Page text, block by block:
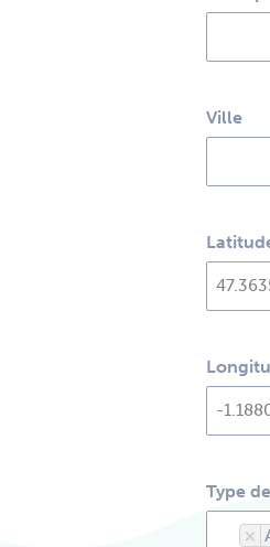
Ville
Type
×